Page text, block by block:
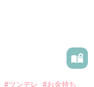
#ツンデレ
#お金持ち